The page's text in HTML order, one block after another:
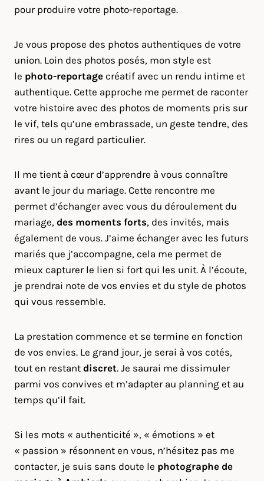
pour produire votre photo-reportage.
Je vous propose des photos authentiques de votre
union. Loin des photos posés, mon style est
le photo-reportage créatif avec un rendu intime et
authentique. Cette approche me permet de raconter
votre histoire avec des photos de moments pris sur
le vif, tels qu’une embrassade, un geste tendre, des
rires ou un regard particulier.
Il me tient à cœur d’apprendre à vous connaître
avant le jour du mariage. Cette rencontre me
permet d’échanger avec vous du déroulement du
mariage, des moments forts, des invités, mais
également de vous. J’aime échanger avec les futurs
mariés que j’accompagne, cela me permet de
mieux capturer le lien si fort qui les unit. À l’écoute,
je prendrai note de vos envies et du style de photos
qui vous ressemble.
La prestation commence et se termine en fonction
de vos envies. Le grand jour, je serai à vos cotés,
tout en restant discret. Je saurai me dissimuler
parmi vos convives et m’adapter au planning et au
temps qu’il fait.
Si les mots « authenticité », « émotions » et
« passion » résonnent en vous, n’hésitez pas me
contacter, je suis sans doute le photographe de